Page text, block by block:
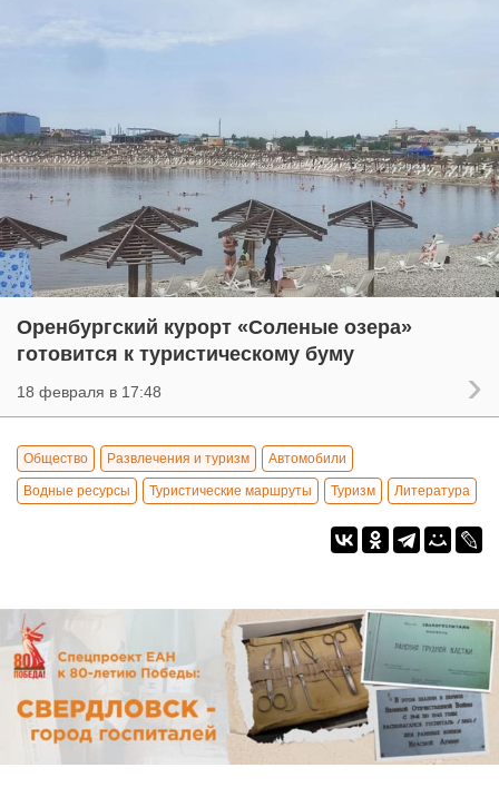
Оренбургский курорт «Соленые озера»
готовится к туристическому буму
18 февраля в 17:48
Общество Развлечения и туризм Автомобили
Водные ресурсы Туристические маршруты Туризм Литература